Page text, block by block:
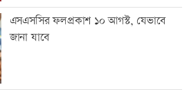
এসএসসির ফলপ্রকাশ ১০ আগস্ট, যেভাবে
জানা যাবে